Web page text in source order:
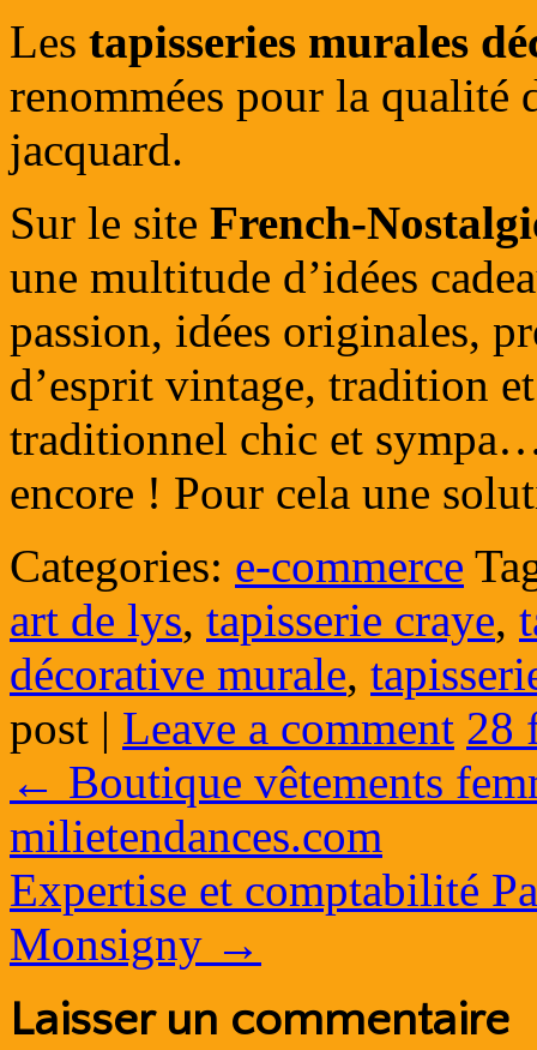
Les tapisseries murales
renommées pour la qualité
jacquard.
Sur le site French-
une multitude d’idées
passion, idées originales,
d’esprit vintage, tradition
traditionnel chic et
encore ! Pour cela une
Categories: e-commerce
art de lys, tapisserie craye,
décorative murale,
post | Leave a comment 28
← Boutique vêtements
milietendances.com
Expertise et comptabilité
Monsigny →
Laisser un commentaire